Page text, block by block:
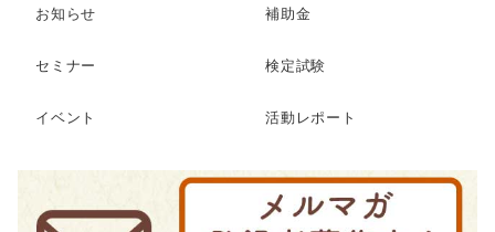
お知らせ 補助金
セミナー 検定試験
イベント 活動レポート